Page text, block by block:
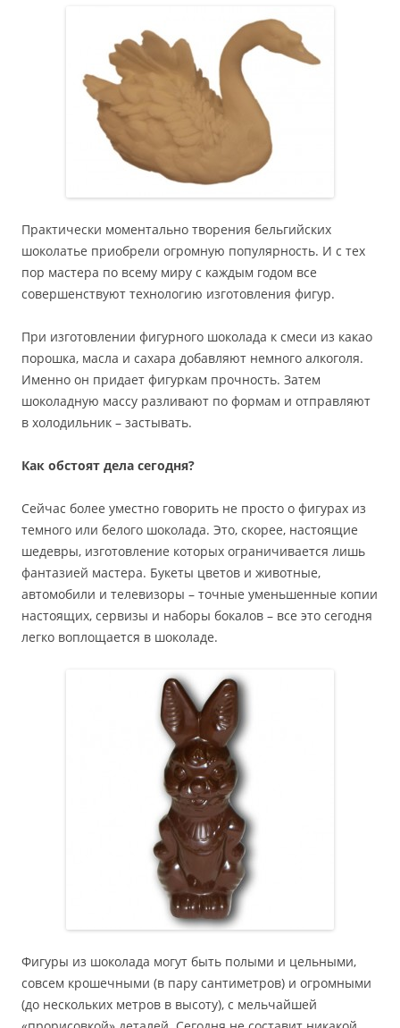
Практически моментально творения бельгийских
шоколатье приобрели огромную популярность. И с тех
пор мастера по всему миру с каждым годом все
совершенствуют технологию изготовления фигур.
При изготовлении фигурного шоколада к смеси из какао
порошка, масла и сахара добавляют немного алкоголя.
Именно он придает фигуркам прочность. Затем
шоколадную массу разливают по формам и отправляют
в холодильник – застывать.
Как обстоят дела сегодня?
Сейчас более уместно говорить не просто о фигурах из
темного или белого шоколада. Это, скорее, настоящие
шедевры, изготовление которых ограничивается лишь
фантазией мастера. Букеты цветов и животные,
автомобили и телевизоры – точные уменьшенные копии
настоящих, сервизы и наборы бокалов – все это сегодня
легко воплощается в шоколаде.
Фигуры из шоколада могут быть полыми и цельными,
совсем крошечными (в пару сантиметров) и огромными
(до нескольких метров в высоту), с мельчайшей